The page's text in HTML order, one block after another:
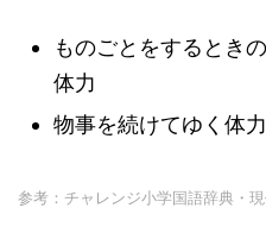
ものごとをするとき
体力
物事を続けてゆく体
参考：チャレンジ小学国語辞典・